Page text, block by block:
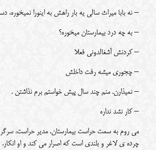
– نه بابا میراث سالی یه بار راهش به اینورا نمیخوره،
– به چه درد بیمارستان میخوره؟
– کردنش آشغالدونی فعلا
– چجوری میشه رفت داخلش
– نمیذارن. منم چند سال پیش خواستم برم نذاشتن .
– کار نشد نداره
می روم به سمت حراست بیمارستان. مدیر حراست،
چرده ی لاغر و بلندی است که اصرار می کند و او انکار.